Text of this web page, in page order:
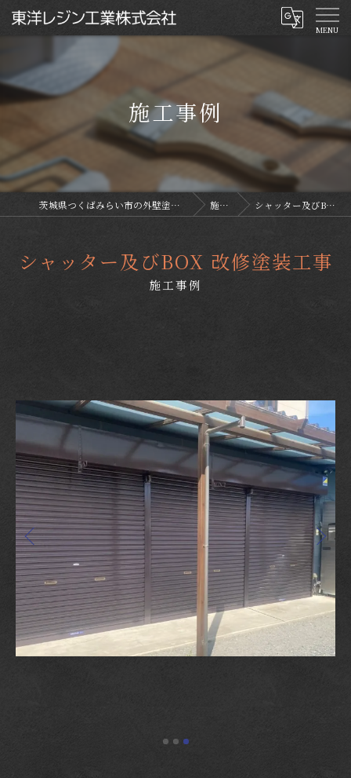
施工事例
茨城県つくばみらい市の外壁塗装なら東洋レジン工業株式会社 施工事例 シャッター及びBOX 改修塗装工事
施工事例
シャッター及びBOX 改修塗装工事